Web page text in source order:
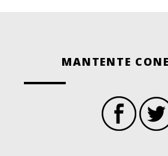
MANTENTE